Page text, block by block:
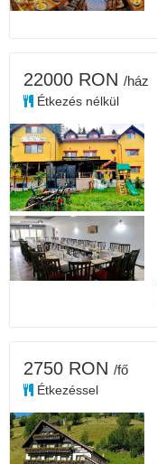
22000 RON /ház
Étkezés nélkül
2750 RON /fő
Étkezéssel